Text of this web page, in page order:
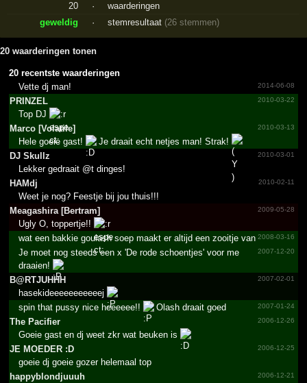
20
·
waarderingen
geweldig
· stemresultaat (26 stemmen)
20 waarderingen tonen
20 recentste waarderingen
2014-06-08
Vette dj man!
PRINZEL
2010-03-22
Top DJ
Marco [Volatile]
2010-03-13
Hele goeie gast!
Je draait echt netjes man! Strak!
DJ Skullz
2010-03-01
Lekker gedraait @t dinges!
HAMdj
2010-02-11
Weet je nog? Feestje bij jou thuis!!!
Meagashira [Bertram]
2009-05-28
Ugly O, toppertje!!
2008-03-16
wat een bakkie goulash soep maakt er altijd een zooitje van
2007-12-20
Je moet nog steeds een x 'De rode schoentjes' voor me
draaien!
B@RTJUHHH
2007-02-01
hasekideeeeeeeeeeej
2007-01-24
spin that pussy nice heeeeee!!
Olash draait goed
The Pacifier
2006-12-26
Goeie gast en dj weet zkr wat beuken is
JE MOEDER :D
2006-12-25
goeie dj goeie gozer helemaal top
happyb­londju­uuh
2006-12-21